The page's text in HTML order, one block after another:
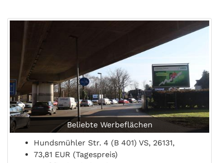
Beliebte Werbeflächen
Hundsmühler Str. 4 (B 401) VS, 26131,
73,81 EUR (Tagespreis)